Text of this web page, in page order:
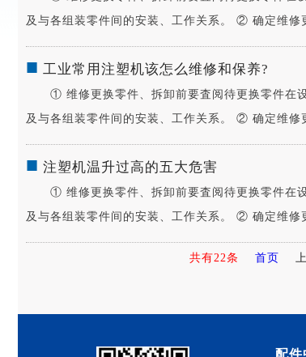
及与各组装零件间的安装、工作关系。 ② 确定维修
■ 工业常用注塑机该怎么维修和保养?
① 维修更换零件、拆卸前要査阅待更换零件在设
及与各组装零件间的安装、工作关系。 ② 确定维修
■ 注塑机温升过高的五大危害
① 维修更换零件、拆卸前要査阅待更换零件在设
及与各组装零件间的安装、工作关系。 ② 确定维修
共有22条 首页
配件